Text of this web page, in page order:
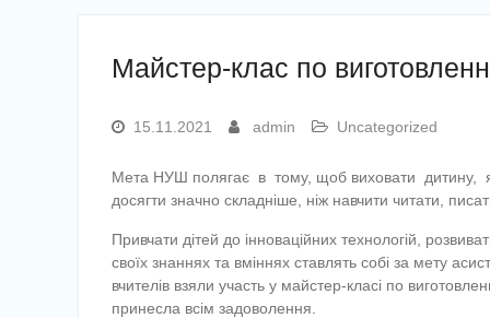
Майстер-клас по
15.11.2021 admin Uncategorized
Мета НУШ полягає в тому, щоб виховати дитину,
досягти значно складніше, ніж навчити читати,
Привчати дітей до інноваційних технологій,
своїх знаннях та вміннях ставлять собі за мету
вчителів взяли участь у майстер-класі по
принесла всім задоволення.